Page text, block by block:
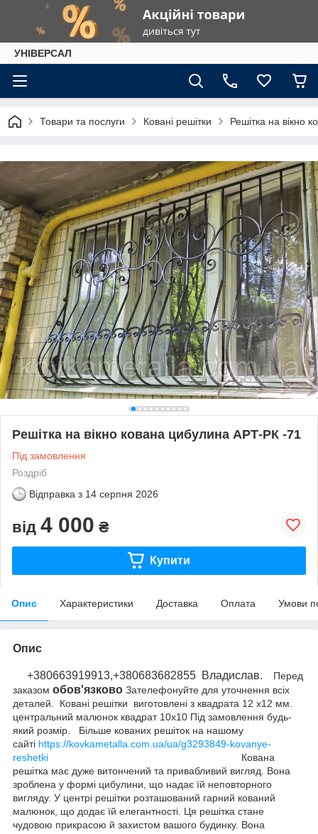
УНІВЕРСАЛ
Товари та послуги Ковані решітки Решітка на вікно
Решітка на вікно кована цибулина АРТ-РК -71
Під замовлення
Роздріб
Відправка з 14 серпня 2026
від 4 000 ₴
Купити
Опис Характеристики Доставка Оплата Умови
Опис
+380663919913,+380683682855 Владислав.
Перед
заказом обов'язково Зателефонуйте для уточнення всіх
деталей. Ковані решітки виготовлені з квадрата 12 х12 мм.
центральний малюнок квадрат 10х10 Під замовлення будь-
який розмір. Більше кованих решіток на нашому
сайті https://kovkametalla.com.ua/ua/g3293849-kovanye-
reshetki Кована
решітка має дуже витончений та привабливий вигляд. Вона
зроблена у формі цибулини, що надає їй неповторного
вигляду. У центрі решітки розташований гарний кований
малюнок, що додає їй елегантності. Ця решітка стане
чудовою прикрасою й захистом вашого будинку. Вона